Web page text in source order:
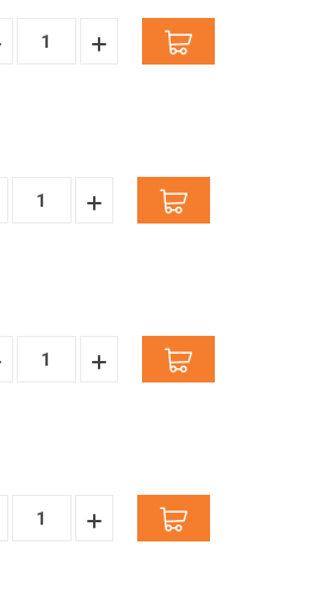
Hoeveelheid
Hoeveelheid
Hoeveelheid
Hoeveelheid